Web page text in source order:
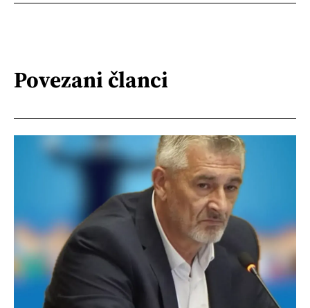
Povezani članci